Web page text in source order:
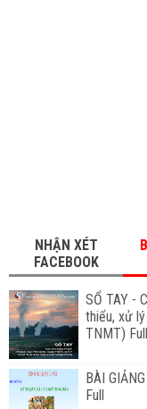
NHẬN XÉT
FACEBOOK
SỔ TAY -
thiểu, xử
TNMT) Full
BÀI
Full